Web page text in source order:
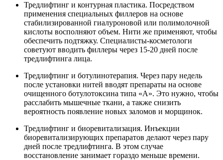
Тредлифтинг и контурная пластика. Посредством
применения специальных филлеров на основе
стабилизированной гиалуроновой или полимолочной
кислоты восполняют объем. Нити же применяют, чтобы
обеспечить подтяжку. Специалисты-косметологи
советуют вводить филлеры через 15-20 дней после
тредлифтинга лица.
Тредлифтинг и ботулинотерапия. Через пару недель
после установки нитей вводят препараты на основе
очищенного ботулотоксина типа «А». Это нужно, чтобы
расслабить мышечные ткани, а также снизить
вероятность появление новых заломов и морщинок.
Тредлифтинг и биоревитализация. Инъекции
биоревитализирующих препаратов делают через пару
дней после тредлифтинга. В этом случае
восстановление занимает гораздо меньше времени.